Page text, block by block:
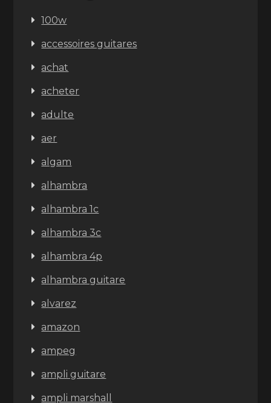
100w
accessoires guitares
achat
acheter
adulte
aer
algam
alhambra
alhambra 1c
alhambra 3c
alhambra 4p
alhambra guitare
alvarez
amazon
ampeg
ampli guitare
ampli marshall